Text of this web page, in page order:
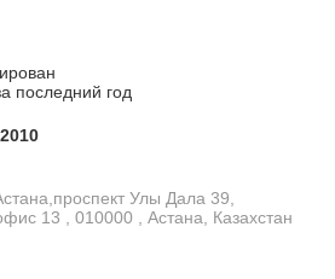
последний год
Улы Дала 39,
13 , 010000 , Астана, Казахстан